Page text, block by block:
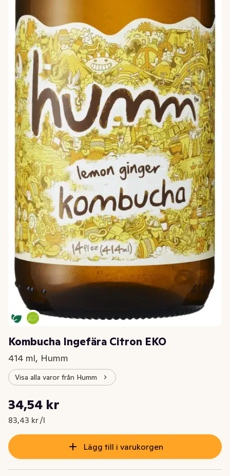
Kombucha Ingefära Citron EKO
414 ml, Humm
Visa alla varor från Humm
Nuvarande pris är: 34,54 kr
34,54 kr
83,43 kr /l
Styckpris: 83,43 kr /l
Lägg till i varukorgen